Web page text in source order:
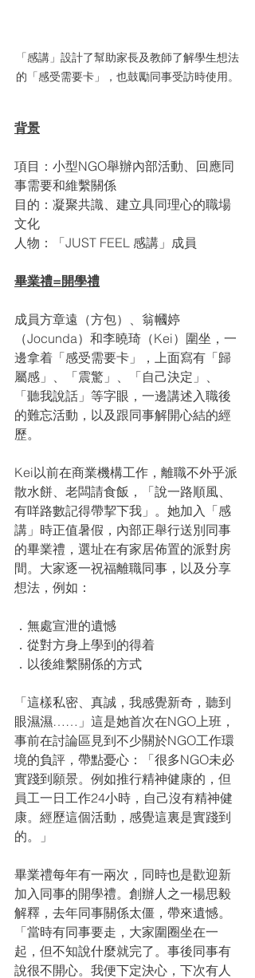
「感講」設計了幫助家長及教師了解學生想法
的「感受需要卡」，也鼓勵同事受訪時使用。
背景
項目：小型NGO舉辦內部活動、回應同
事需要和維繫關係
目的：凝聚共識、建立具同理心的職場
文化
人物：「JUST FEEL 感講」成員
畢業禮=開學禮
成員方章遠（方包）、翁幗婷
（Jocunda）和李曉琦（Kei）圍坐，一
邊拿着「感受需要卡」，上面寫有「歸
屬感」、「震驚」、「自己決定」、
「聽我說話」等字眼，一邊講述入職後
的難忘活動，以及跟同事解開心結的經
歷。
Kei以前在商業機構工作，離職不外乎派
散水餅、老闆請食飯，「說一路順風、
有咩路數記得帶挈下我」。她加入「感
講」時正值暑假，內部正舉行送別同事
的畢業禮，選址在有家居佈置的派對房
間。大家逐一祝福離職同事，以及分享
想法，例如：
．無處宣泄的遺憾
．從對方身上學到的得着
．以後維繫關係的方式
「這樣私密、真誠，我感覺新奇，聽到
眼濕濕……」這是她首次在NGO上班，
事前在討論區見到不少關於NGO工作環
境的負評，帶點憂心：「很多NGO未必
實踐到願景。例如推行精神健康的，但
員工一日工作24小時，自己沒有精神健
康。經歷這個活動，感覺這裏是實踐到
的。」
畢業禮每年有一兩次，同時也是歡迎新
加入同事的開學禮。創辦人之一楊思毅
解釋，去年同事關係太僵，帶來遺憾。
「當時有同事要走，大家圍圈坐在一
起，但不知說什麼就完了。事後同事有
說很不開心。我便下定決心，下次有人